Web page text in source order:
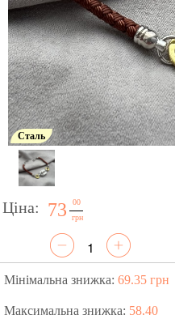
Сталь
Ціна: 73
00
грн
Мінімальна знижка: 69.35 грн
Максимальна знижка: 58.40